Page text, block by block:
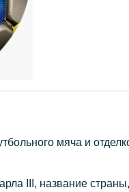
мяча и
III, название